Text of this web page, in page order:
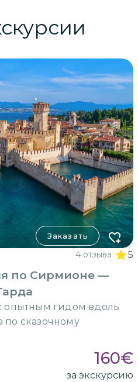
Заказать
4 отзыва 5
по Сирмионе —
опытным гидом вдоль
сказочному
160€
за экскурсию